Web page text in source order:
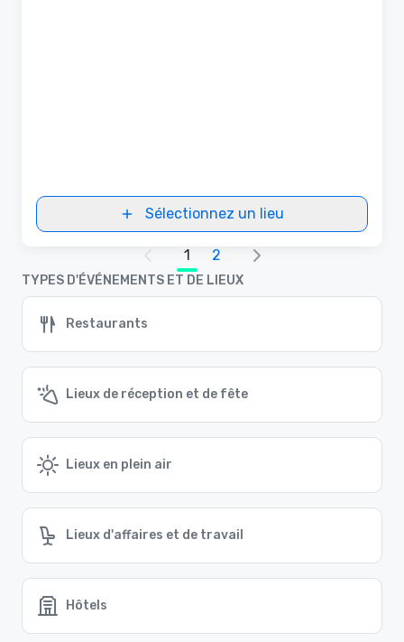
Sélectionnez un lieu
1 2
TYPES D'ÉVÉNEMENTS ET DE LIEUX
Restaurants
Lieux de réception et de fête
Lieux en plein air
Lieux d'affaires et de travail
Hôtels